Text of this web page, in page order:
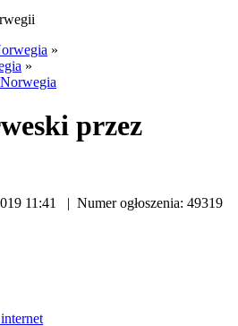
»
»
przez
11:41 | Numer ogłoszenia: 49319